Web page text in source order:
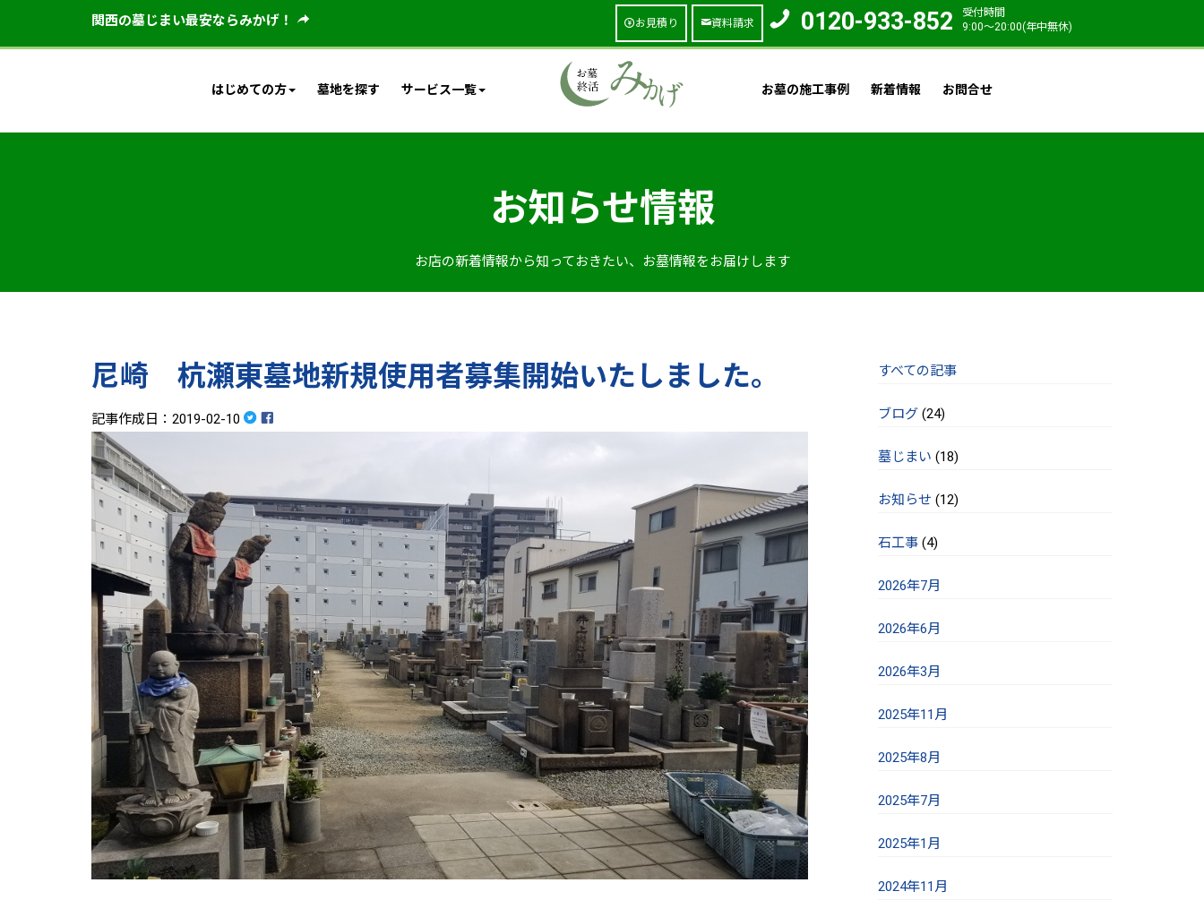
関西の墓じまい最安ならみかげ！ お見積り 資料請求 0120-933-852
受付時間
9:00〜20:00(年中無休)
はじめての方 墓地を探す サービス一覧 お墓の施工事例 新着情報 お問合せ
お知らせ情報
お店の新着情報から知っておきたい、お墓情報をお届けします
尼崎 杭瀬東墓地新規使用者募集開始いたしました。
記事作成日：2019-02-10
すべての記事
ブログ(24)
墓じまい (18)
お知らせ (12)
石工事(4)
2026年7月
2026年6月
2026年3月
2025年11月
2025年8月
2025年7月
2025年1月
2024年11月